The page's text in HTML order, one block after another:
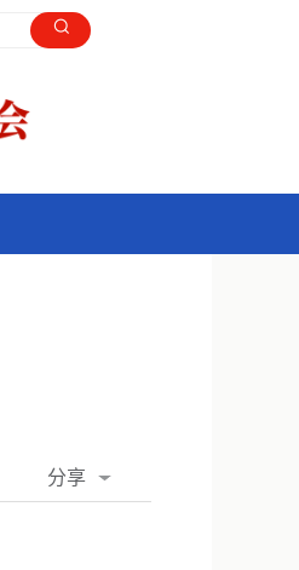
分享